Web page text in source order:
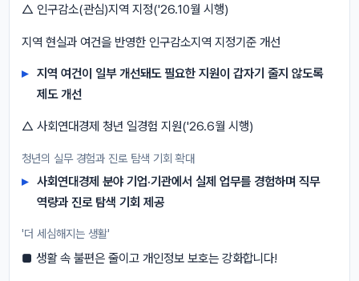
△ 인구감소(관심)지역 지정('26.10월 시행)
지역 현실과 여건을 반영한 인구감소지역 지정기준 개선
지역 여건이 일부 개선돼도 필요한 지원이 갑자기 줄지 않도록
제도 개선
△ 사회연대경제 청년 일경험 지원('26.6월 시행)
청년의 실무 경험과 진로 탐색 기회 확대
사회연대경제 분야 기업·기관에서 실제 업무를 경험하며 직무
역량과 진로 탐색 기회 제공
'더 세심해지는 생활'
■ 생활 속 불편은 줄이고 개인정보 보호는 강화합니다!